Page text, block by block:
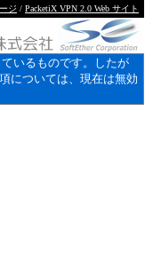
ジ / PacketiX VPN 2.0 Web サイト
いるものです。したが
については、現在は無効